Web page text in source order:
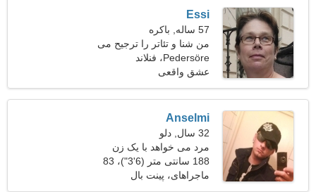
Essi
57 ساله, باکره
من شنا و تئاتر را ترجیح می
دهم
Pedersöre، فنلاند
عشق واقعی
Anselmi
32 سال, دلو
مرد می خواهد با یک زن
ملاقات کند
188 سانتی متر (6'3")، 83
کیلوگرم (182 پوند)
ماجراهای، پینت بال